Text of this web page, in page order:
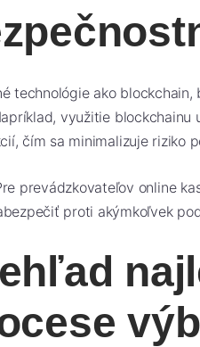
technológie ako
využitie
čím sa minimalizuje riziko
prevádzkovateľov online
proti akýmkoľvek